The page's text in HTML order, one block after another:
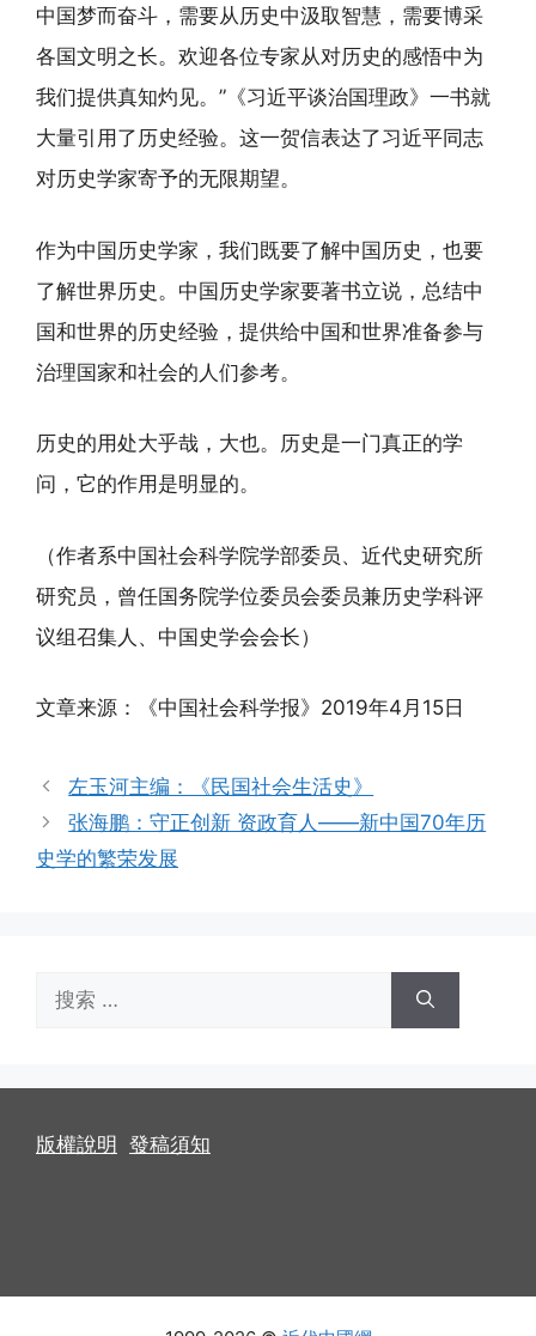
中国梦而奋斗，需要从历史中汲取智慧，需要博采
各国文明之长。欢迎各位专家从对历史的感悟中为
我们提供真知灼见。”《习近平谈治国理政》一书就
大量引用了历史经验。这一贺信表达了习近平同志
对历史学家寄予的无限期望。
作为中国历史学家，我们既要了解中国历史，也要
了解世界历史。中国历史学家要著书立说，总结中
国和世界的历史经验，提供给中国和世界准备参与
治理国家和社会的人们参考。
历史的用处大乎哉，大也。历史是一门真正的学
问，它的作用是明显的。
（作者系中国社会科学院学部委员、近代史研究所
研究员，曾任国务院学位委员会委员兼历史学科评
议组召集人、中国史学会会长）
文章来源：《中国社会科学报》2019年4月15日
左玉河主编：《民国社会生活史》
张海鹏：守正创新 资政育人——新中国70年历
史学的繁荣发展
版權說明 發稿須知